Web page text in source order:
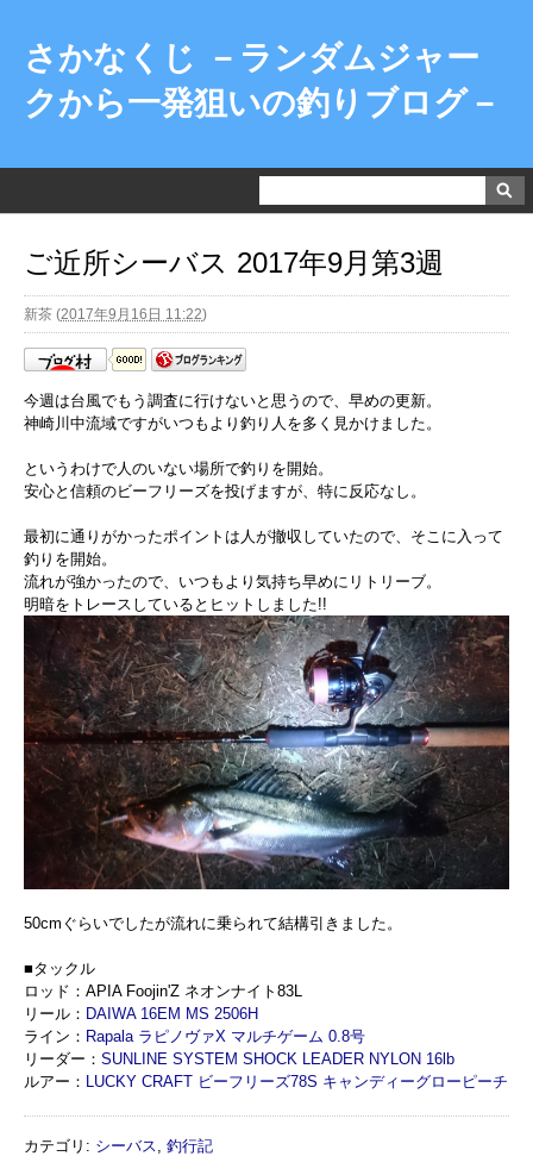
さかなくじ －ランダムジャー
クから一発狙いの釣りブログ－
ご近所シーバス 2017年9月第3週
新茶 (2017年9月16日 11:22)
今週は台風でもう調査に行けないと思うので、早めの更新。
神崎川中流域ですがいつもより釣り人を多く見かけました。
というわけで人のいない場所で釣りを開始。
安心と信頼のビーフリーズを投げますが、特に反応なし。
最初に通りがかったポイントは人が撤収していたので、そこに入って
釣りを開始。
流れが強かったので、いつもより気持ち早めにリトリーブ。
明暗をトレースしているとヒットしました!!
50cmぐらいでしたが流れに乗られて結構引きました。
■タックル
ロッド：APIA Foojin'Z ネオンナイト83L
リール： DAIWA 16EM MS 2506H
ライン： Rapala ラピノヴァX マルチゲーム 0.8号
リーダー： SUNLINE SYSTEM SHOCK LEADER NYLON 16lb
ルアー： LUCKY CRAFT ビーフリーズ78S キャンディーグローピーチ
カテゴリ : シーバス, 釣行記